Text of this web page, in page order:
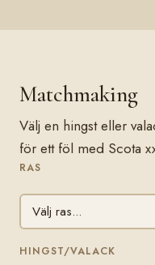
Matchmaking
Välj en hingst eller
för ett föl med Scota
RAS
HINGST/VALACK